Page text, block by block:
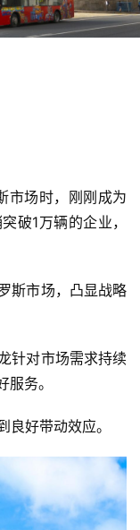
市场时，刚刚成为
破1万辆的企业，
斯市场，凸显战略
针对市场需求持续
务。
好带动效应。